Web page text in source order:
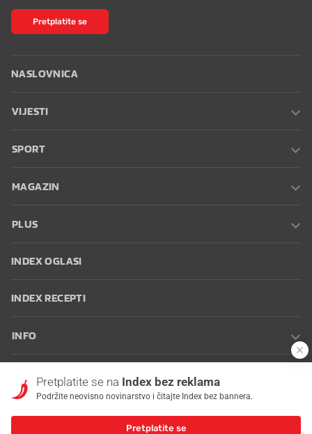
Pretplatite se
NASLOVNICA
VIJESTI
SPORT
MAGAZIN
PLUS
INDEX OGLASI
INDEX RECEPTI
INFO
korištenja
Postavke kolačića
Pretplatite se na Index bez reklama
Podržite neovisno novinarstvo i čitajte Index bez bannera.
Pretplatite se